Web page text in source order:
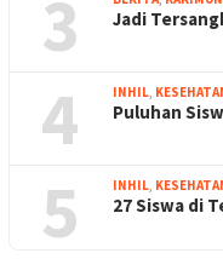
3 Jadi
4 INHIL,
Puluhan
5 INHIL,
27 Siswa di